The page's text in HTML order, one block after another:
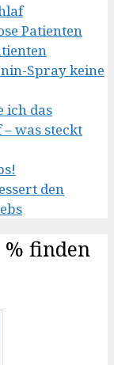
Patienten
Spray keine
ich das
was steckt
den
% finden